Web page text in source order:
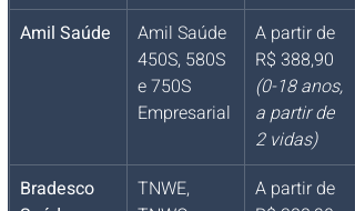
Amil Saúde
Amil Saúde
450S, 580S
e 750S
Empresarial
A partir de
R$ 388,90
(0-18 anos,
a partir de
2 vidas)
Bradesco
TNWE,
A partir de